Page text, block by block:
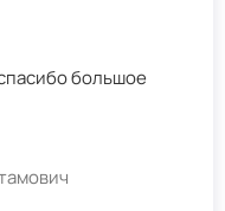
большое